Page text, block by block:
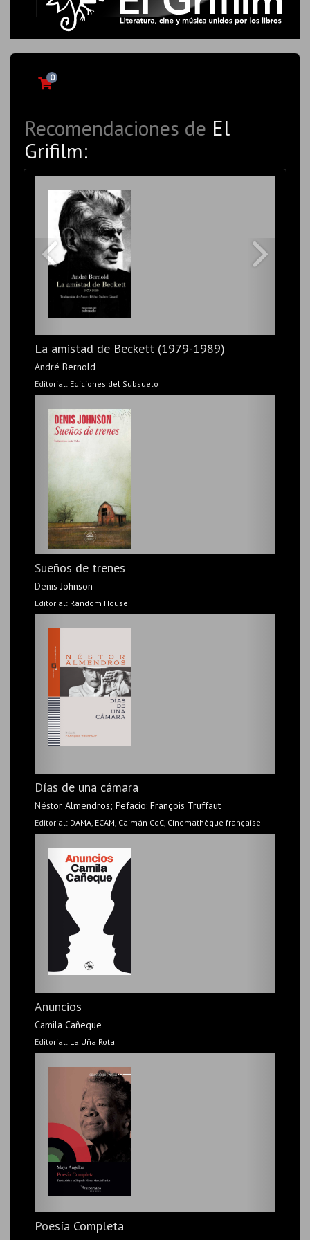
0
Recomendaciones de El
Grifilm:
La amistad de Beckett (1979-1989)
André Bernold
Editorial: Ediciones del Subsuelo
Sueños de trenes
Denis Johnson
Editorial: Random House
Días de una cámara
Néstor Almendros; Pefacio: François Truffaut
Editorial: DAMA, ECAM, Caimán CdC, Cinemathèque française
Anuncios
Camila Cañeque
Editorial: La Uña Rota
Poesía Completa
Cosas pequeñas como esas
Claire Keegan
Editorial: Eterna Cadencia
Matadero cinco
Kurt Vonnegut
Editorial: Blackie Books
Pollo con ciruelas
Marjane Satrapi
Editorial: Reservoir Books
España oculta (Edición revisada)
Cristina García Rodero
Viaje al Oeste